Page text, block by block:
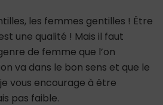
les femmes gentilles ! Être
une qualité ! Mais il faut
de femme que l’on
va dans le bon sens et que le
vous encourage à être
pas faible.